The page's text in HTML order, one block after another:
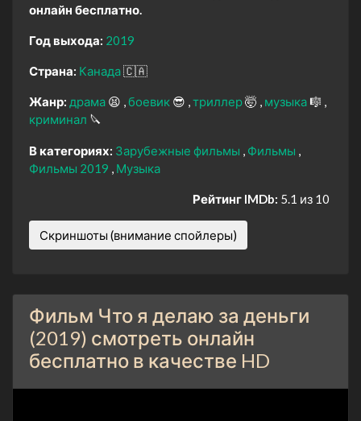
онлайн бесплатно.
Год выхода: 2019
Страна: Канада🇨🇦
Жанр: драма 😫 боевик 😎 триллер🤯 музыка 🎼
криминал 🔪
В категориях: Зарубежные фильмы
Фильмы
Фильмы 2019
Музыка
Рейтинг IMDb: 5.1 из 10
Скриншоты (внимание спойлеры)
Фильм Что я делаю за деньги
(2019) смотреть онлайн
бесплатно в качестве HD